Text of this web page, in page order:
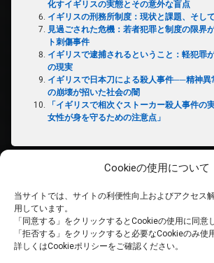
Cookieの使用について
当サイトでは、サイトの利便性向上およびアクセス
用しています。
「同意する」をクリックするとCookieの使用に同意
「拒否する」をクリックすると必要なCookieのみ使
詳しくはCookieポリシーをご確認ください。
化すイギリスの実態とその意外な盲点
イギリスの刑務所制度：現状と課題、そし
見過ごされた危機：若者犯罪と制度の限界
ト刺傷事件
イギリスで逮捕されるということ：軽犯罪
の現実
イギリスで日本刀による殺人事件──精神異
の崩壊が招いた社会の闇
「イギリスで相次ぐストーカー殺人事件の
女性が身を守るための注意点」
ホーム
PRIVACY POLICY